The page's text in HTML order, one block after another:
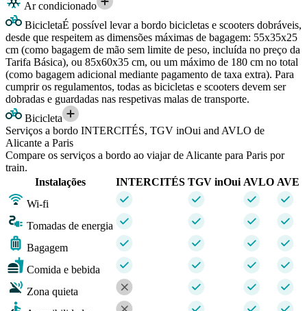
Ar condicionado
BicicletaÉ possível levar a bordo bicicletas e scooters dobráveis,
desde que respeitem as dimensões máximas de bagagem: 55x35x25
cm (como bagagem de mão sem limite de peso, incluída no preço da
Tarifa Básica), ou 85x60x35 cm, ou um máximo de 180 cm no total
(como bagagem adicional mediante pagamento de taxa extra). Para
cumprir os regulamentos, todas as bicicletas e scooters devem ser
dobradas e guardadas nas respetivas malas de transporte.
Bicicleta
Serviços a bordo INTERCITÉS, TGV inOui and AVLO de
Alicante a Paris
Compare os serviços a bordo ao viajar de Alicante para Paris por
train.
Instalações
INTERCITÉS TGV inOui AVLO AVE
Wi-fi
Tomadas de energia
Bagagem
Comida e bebida
Zona quieta